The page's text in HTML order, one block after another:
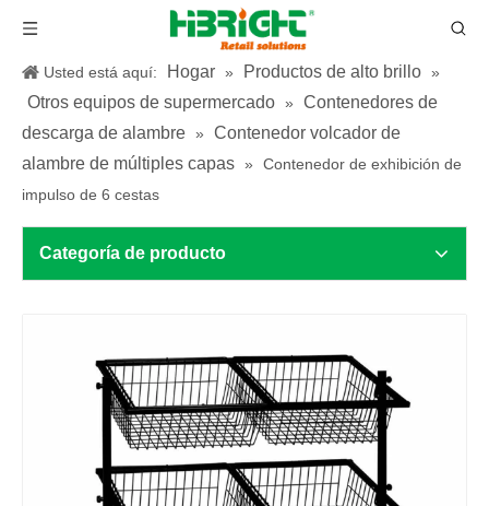
Usted está aquí: Hogar » Productos de alto brillo »
Otros equipos de supermercado »
Contenedores de
descarga de alambre »
Contenedor volcador de
alambre de múltiples capas »
Contenedor de exhibición de
impulso de 6 cestas
Categoría de producto